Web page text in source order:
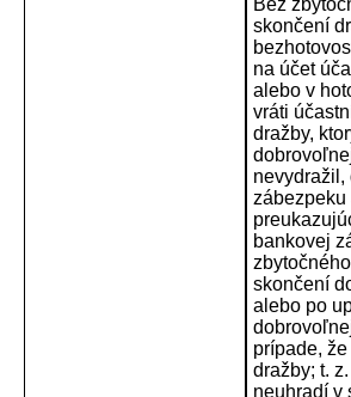
Bez
skončení
na účet
alebo v
vráti
dražby,
nevydražil,
bankovej
skončení
alebo po
prípade,
dražby; t.
neuhradí v